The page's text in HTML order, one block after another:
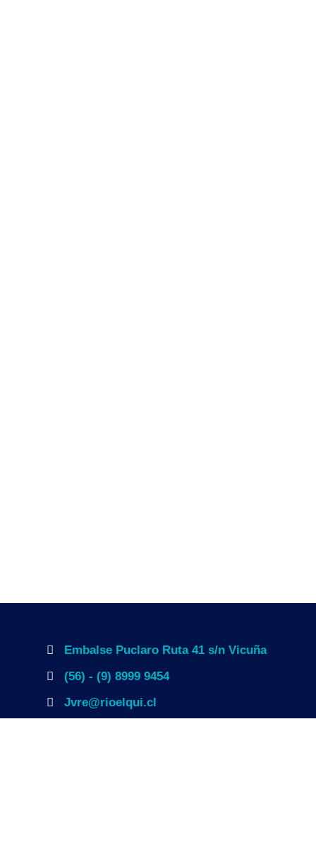
Embalse Puclaro Ruta 41 s/n Vicuña
(56) - (9) 8999 9454
Jvre@rioelqui.cl